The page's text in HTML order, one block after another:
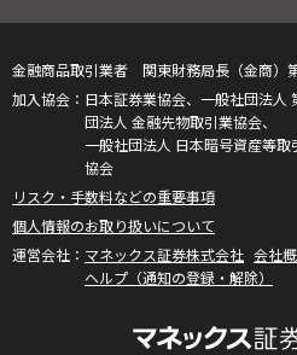
金融商品取引業者 関東財務局長（金商）
日本証券業協会、一般社団法人
団法人 金融先物取引業協会、
一般社団法人 日本暗号資産等
協会
リスク・手数料などの重要事項
個人情報のお取り扱いについて
マネックス証券株式会社 会社
ヘルプ（通知の登録・解除）